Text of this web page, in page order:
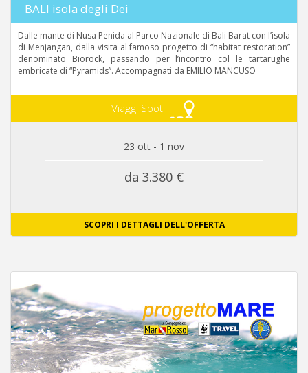
BALI isola degli Dei
Dalle mante di Nusa Penida al Parco Nazionale di Bali Barat con l’isola
di Menjangan, dalla visita al famoso progetto di “habitat restoration”
denominato Biorock, passando per l’incontro col le tartarughe
embricate di “Pyramids”. Accompagnati da EMILIO MANCUSO
Viaggi Spot
23 ott - 1 nov
da 3.380 €
SCOPRI I DETTAGLI DELL'OFFERTA